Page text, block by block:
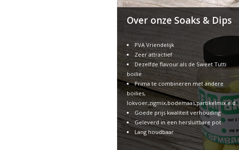
Over onze Soaks & Dips
PVA Vriendelijk
Zeer attractief
Dezelfde flavour als de Sweet Tutti
boilie
Prima te combineren met andere
boilies,
lokvoer,zigmix,bodemaas,partikelmix e.d
Goede prijs kwaliteit verhouding
Geleverd in een hersluitbare pot
Lang houdbaar